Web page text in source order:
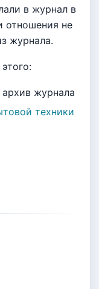
в журнал в
отношения не
журнала.
журнала
техники